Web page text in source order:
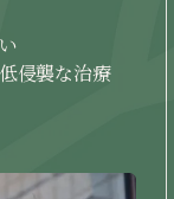
侵襲な治療